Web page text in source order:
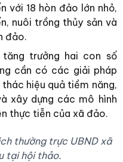
với 18 hòn đảo lớn nhỏ,
nuôi trồng thủy sản và
đảo.
trưởng hai con số
cần có các giải pháp
hiệu quả tiềm năng,
xây dựng các mô hình
thực tiễn của xã đảo.
thường trực UBND xã
tại hội thảo.